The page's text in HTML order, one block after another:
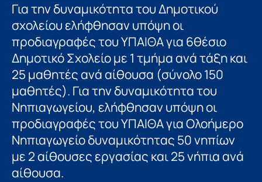
Για την δυναμικότητα του Δημοτικού
σχολείου ελήφθησαν υπόψη οι
προδιαγραφές του ΥΠΑΙΘΑ για 6θέσιο
Δημοτικό Σχολείο με 1 τμήμα ανά τάξη και
25 μαθητές ανά αίθουσα (σύνολο 150
μαθητές). Για την δυναμικότητα του
Νηπιαγωγείου, ελήφθησαν υπόψη οι
προδιαγραφές του ΥΠΑΙΘΑ για Ολοήμερο
Νηπιαγωγείο δυναμικότητας 50 νηπίων
με 2 αίθουσες εργασίας και 25 νήπια ανά
αίθουσα.